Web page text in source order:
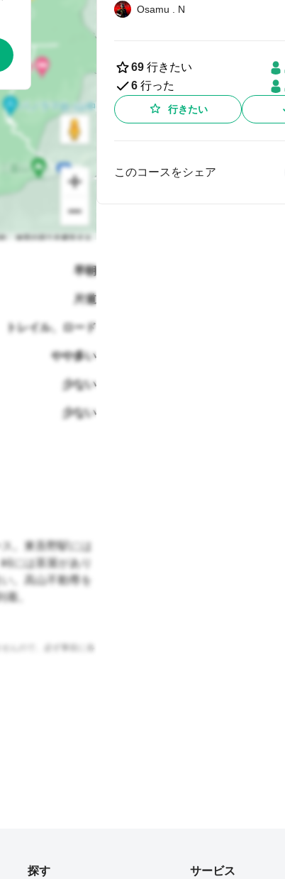
早朝
片道
トレイル、ロード
やや多い
少ない
少ない
。東吾野駅には
には茶屋があり
。高山不動尊を
。
んので、必ず事前に各
Osamu . N
69 行きたい
6 行った
行きたい
このコースをシェア
探す サービス